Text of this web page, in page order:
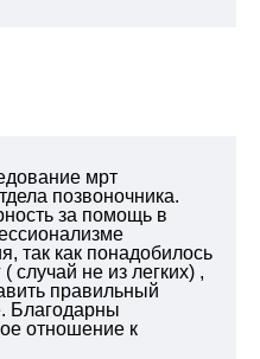
мрт
позвоночника.
за помощь в
так как понадобилось
случай не из легких) ,
правильный
Благодарны
отношение к